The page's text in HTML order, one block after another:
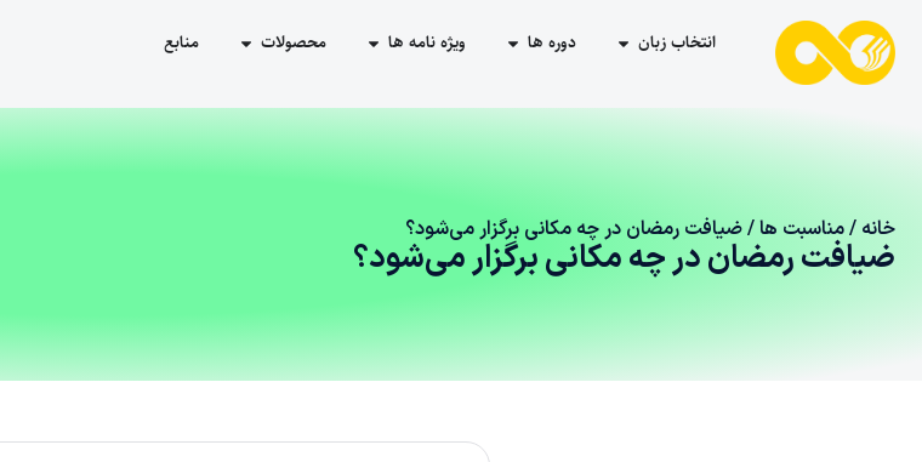
انتخاب زبان دوره ها ویژه نامه ها محصولات منابع
خانه /مناسبت ها/ ضیافت رمضان در چه مکانی برگزار می‌شود؟
ضیافت رمضان در چه مکانی برگزار می‌شود؟